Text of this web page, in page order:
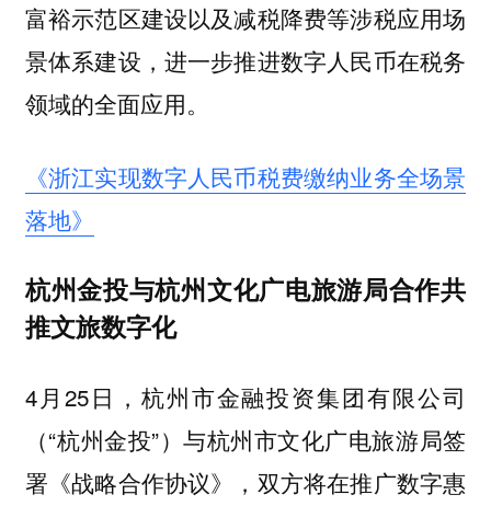
富裕示范区建设以及减税降费等涉税应用场
景体系建设，进一步推进数字人民币在税务
领域的全面应用。
《浙江实现数字人民币税费缴纳业务全场景
落地》
杭州金投与杭州文化广电旅游局合作共
推文旅数字化
4月25日，杭州市金融投资集团有限公司
（“杭州金投”）与杭州市文化广电旅游局签
署《战略合作协议》，双方将在推广数字惠